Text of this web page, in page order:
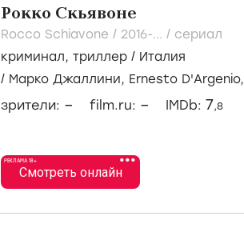
Рокко Скьявоне
Rocco Schiavone / 2016-... / сериал
криминал, триллер / Италия
/ Марко Джаллини, Ernesto D'Argenio,
зрители: – film.ru: – IMDb: 7,8
•••
РЕКЛАМА 18+
Смотреть онлайн